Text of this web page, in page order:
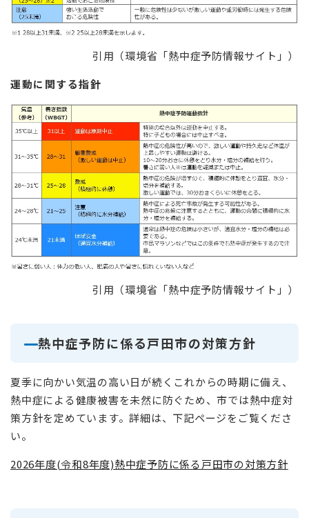
引用（環境省「熱中症予防情報サイト」）
運動に関する指針
引用（環境省「熱中症予防情報サイト」）
熱中症予防に係る戸田市の対策方針
夏季に向かい気温の高い日が続くこれからの時期に備え、
熱中症による健康被害を未然に防ぐため、市では熱中症対
策方針を定めています。詳細は、下記ページをご覧くださ
い。
2026年度(令和8年度)熱中症予防に係る戸田市の対策方針